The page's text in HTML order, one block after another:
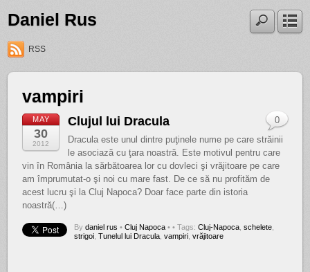
Daniel Rus
RSS
vampiri
MAY
30
2012
Clujul lui Dracula
Dracula este unul dintre puţinele nume pe care străinii
le asociază cu ţara noastră. Este motivul pentru care
vin în România la sărbătoarea lor cu dovleci şi vrăjitoare pe care
am împrumutat-o şi noi cu mare fast. De ce să nu profităm de
acest lucru şi la Cluj Napoca? Doar face parte din istoria
noastră(…)
Bydaniel rus • Cluj Napoca •
0
• Tags:Cluj-Napoca ,schelete
strigoi ,Tunelul lui Dracula ,vampiri ,vrăjitoare